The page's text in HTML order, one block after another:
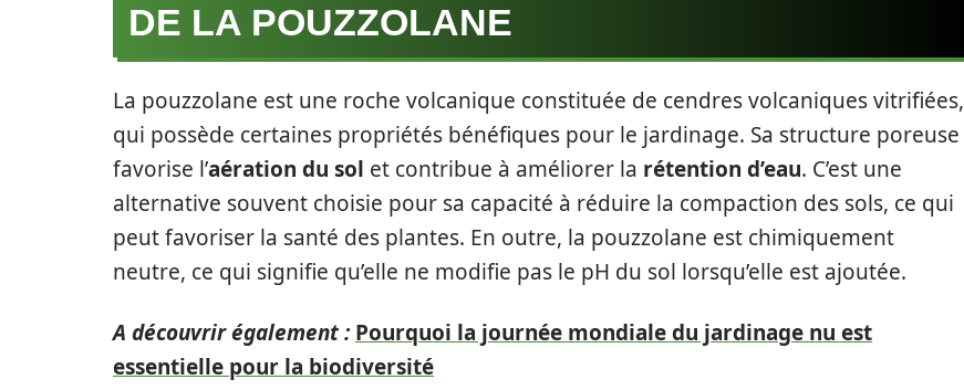
DE LA POUZZOLANE
La pouzzolane est une roche volcanique constituée de cendres volcaniques vitrifiées,
qui possède certaines propriétés bénéfiques pour le jardinage. Sa structure poreuse
favorise l’aération du sol et contribue à améliorer la rétention d’eau. C’est une
alternative souvent choisie pour sa capacité à réduire la compaction des sols, ce qui
peut favoriser la santé des plantes. En outre, la pouzzolane est chimiquement
neutre, ce qui signifie qu’elle ne modifie pas le pH du sol lorsqu’elle est ajoutée.
A découvrir également : Pourquoi la journée mondiale du jardinage nu est
essentielle pour la biodiversité